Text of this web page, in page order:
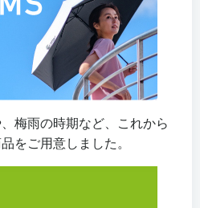
梅雨の時期など、これから
をご用意しました。